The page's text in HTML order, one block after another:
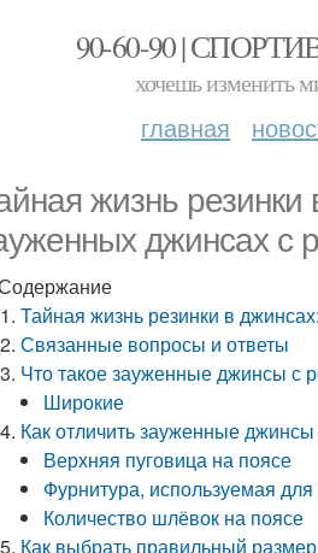
90-60-90 |
хочешь изменить
главная
жизнь резинки
джинсах с
Тайная жизнь резинки в
Связанные вопросы и ответы
Что такое зауженные джинсы с
Широкие
Как отличить зауженные
Верхняя пуговица на поясе
Фурнитура, используемая для
Количество шлёвок на поясе
Как выбрать правильный